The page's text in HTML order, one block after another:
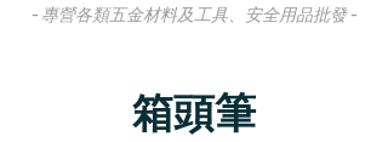
- 專營各類五金材料及工具、安全用品批發 -
箱頭筆